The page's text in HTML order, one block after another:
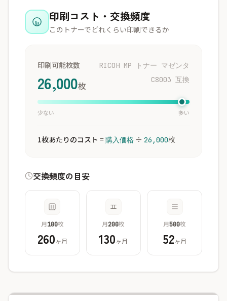
印刷コスト・交換頻度
このトナーでどれくらい印刷できるか
印刷可能枚数
26,000枚
RICOH MP トナー マゼンタ
C8003 互換
少ない 多い
1枚あたりのコスト =購入価格 ÷ 26,000枚
交換頻度の目安
月100枚
260ヶ月
月200枚
130ヶ月
月500枚
52ヶ月